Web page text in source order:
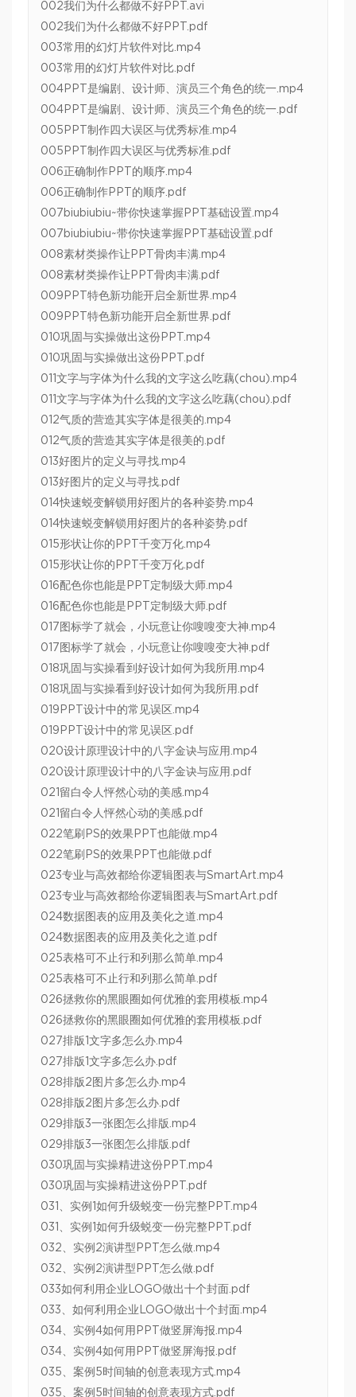
002我们为什么都做不好PPT.avi
002我们为什么都做不好PPT.pdf
003常用的幻灯片软件对比.mp4
003常用的幻灯片软件对比.pdf
004PPT是编剧、设计师、演员三个角色的统一.mp4
004PPT是编剧、设计师、演员三个角色的统一.pdf
005PPT制作四大误区与优秀标准.mp4
005PPT制作四大误区与优秀标准.pdf
006正确制作PPT的顺序.mp4
006正确制作PPT的顺序.pdf
007biubiubiu~带你快速掌握PPT基础设置.mp4
007biubiubiu~带你快速掌握PPT基础设置.pdf
008素材类操作让PPT骨肉丰满.mp4
008素材类操作让PPT骨肉丰满.pdf
009PPT特色新功能开启全新世界.mp4
009PPT特色新功能开启全新世界.pdf
010巩固与实操做出这份PPT.mp4
010巩固与实操做出这份PPT.pdf
011文字与字体为什么我的文字这么吃藕(chou).mp4
011文字与字体为什么我的文字这么吃藕(chou).pdf
012气质的营造其实字体是很美的.mp4
012气质的营造其实字体是很美的.pdf
013好图片的定义与寻找.mp4
013好图片的定义与寻找.pdf
014快速蜕变解锁用好图片的各种姿势.mp4
014快速蜕变解锁用好图片的各种姿势.pdf
015形状让你的PPT千变万化.mp4
015形状让你的PPT千变万化.pdf
016配色你也能是PPT定制级大师.mp4
016配色你也能是PPT定制级大师.pdf
017图标学了就会，小玩意让你嗖嗖变大神.mp4
017图标学了就会，小玩意让你嗖嗖变大神.pdf
018巩固与实操看到好设计如何为我所用.mp4
018巩固与实操看到好设计如何为我所用.pdf
019PPT设计中的常见误区.mp4
019PPT设计中的常见误区.pdf
020设计原理设计中的八字金诀与应用.mp4
020设计原理设计中的八字金诀与应用.pdf
021留白令人怦然心动的美感.mp4
021留白令人怦然心动的美感.pdf
022笔刷PS的效果PPT也能做.mp4
022笔刷PS的效果PPT也能做.pdf
023专业与高效都给你逻辑图表与SmartArt.mp4
023专业与高效都给你逻辑图表与SmartArt.pdf
024数据图表的应用及美化之道.mp4
024数据图表的应用及美化之道.pdf
025表格可不止行和列那么简单.mp4
025表格可不止行和列那么简单.pdf
026拯救你的黑眼圈如何优雅的套用模板.mp4
026拯救你的黑眼圈如何优雅的套用模板.pdf
027排版1文字多怎么办.mp4
027排版1文字多怎么办.pdf
028排版2图片多怎么办.mp4
028排版2图片多怎么办.pdf
029排版3一张图怎么排版.mp4
029排版3一张图怎么排版.pdf
030巩固与实操精进这份PPT.mp4
030巩固与实操精进这份PPT.pdf
031、实例1如何升级蜕变一份完整PPT.mp4
031、实例1如何升级蜕变一份完整PPT.pdf
032、实例2演讲型PPT怎么做.mp4
032、实例2演讲型PPT怎么做.pdf
033如何利用企业LOGO做出十个封面.pdf
033、如何利用企业LOGO做出十个封面.mp4
034、实例4如何用PPT做竖屏海报.mp4
034、实例4如何用PPT做竖屏海报.pdf
035、案例5时间轴的创意表现方式.mp4
035、案例5时间轴的创意表现方式.pdf